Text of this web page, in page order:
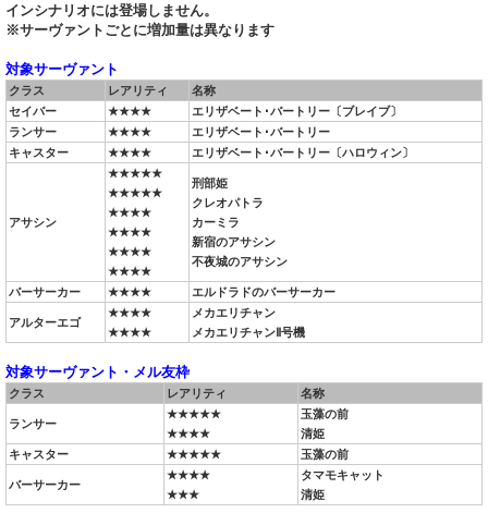
インシナリオには登場しません。
※サーヴァントごとに増加量は異なります
対象サーヴァント
クラス レアリティ
名称
セイバー
★★★★
エリザベート･バートリー〔ブレイブ〕
ランサー
★★★★
エリザベート･バートリー
キャスター
★★★★ エリザベート･バートリー〔ハロウィン〕
アサシン
★★★★★
★★★★★
★★★★
★★★★
★★★★
★★★★
刑部姫
クレオパトラ
カーミラ
新宿のアサシン
不夜城のアサシン
バーサーカー ★★★★ エルドラドのバーサーカー
アルターエゴ
★★★★
★★★★
メカエリチャン
メカエリチャンⅡ号機
対象サーヴァント・メル友枠
クラス レアリティ 名称
ランサー
★★★★★
★★★★
玉藻の前
清姫
キャスター
★★★★★ 玉藻の前
バーサーカー
★★★★
★★★
タマモキャット
清姫